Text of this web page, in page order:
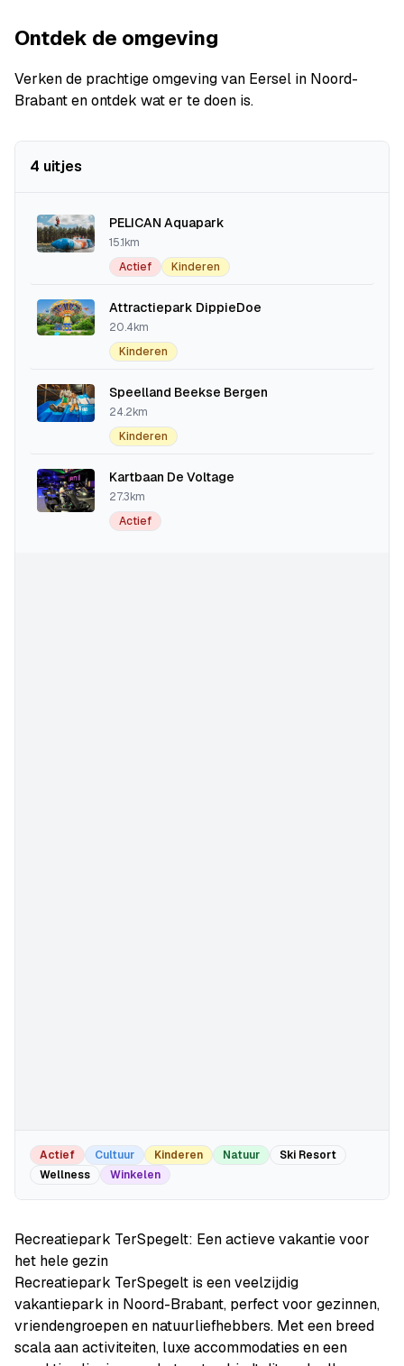
Ontdek de omgeving
Verken de prachtige omgeving van Eersel in Noord-
Brabant en ontdek wat er te doen is.
4 uitjes
PELICAN Aquapark
15.1km
Actief
Kinderen
Attractiepark DippieDoe
20.4km
Kinderen
Speelland Beekse Bergen
24.2km
Kinderen
Kartbaan De Voltage
27.3km
Actief
Actief Cultuur Kinderen Natuur
Ski Resort
Wellness
Winkelen
Recreatiepark TerSpegelt: Een actieve vakantie voor
het hele gezin
Recreatiepark TerSpegelt is een veelzijdig
vakantiepark in Noord-Brabant, perfect voor gezinnen,
vriendengroepen en natuurliefhebbers. Met een breed
scala aan activiteiten, luxe accommodaties en een